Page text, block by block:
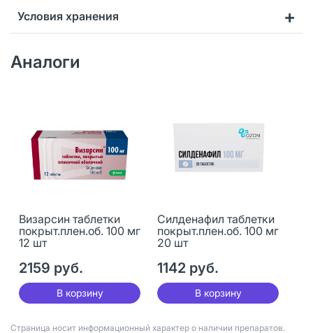
Условия хранения
Аналоги
Визарсин таблетки
покрыт.плен.об. 100 мг
12 шт
2159 руб.
В корзину
Силденафил таблетки
покрыт.плен.об. 100 мг
20 шт
1142 руб.
В корзину
Страница носит информационный характер о наличии препаратов.